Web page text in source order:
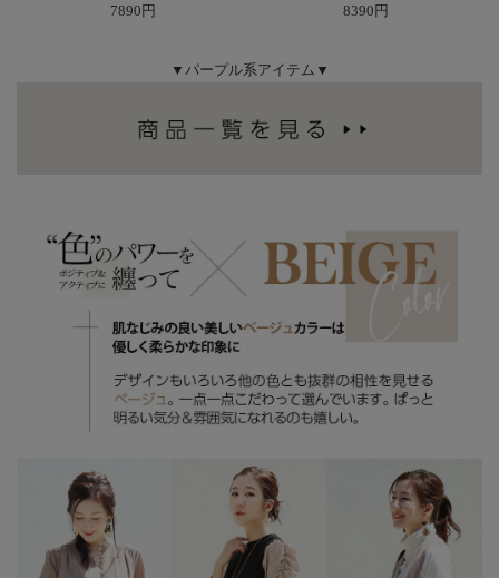
7890円 8390円
▼パープル系アイテム▼